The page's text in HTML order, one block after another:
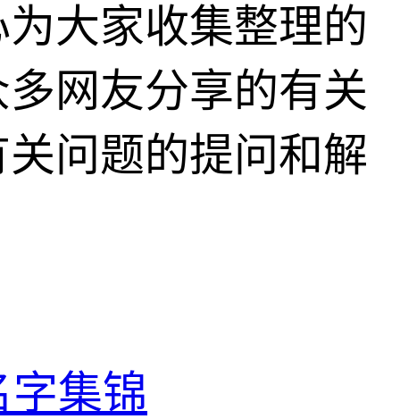
大家收集整理的
网友分享的有关
问题的提问和解
集锦